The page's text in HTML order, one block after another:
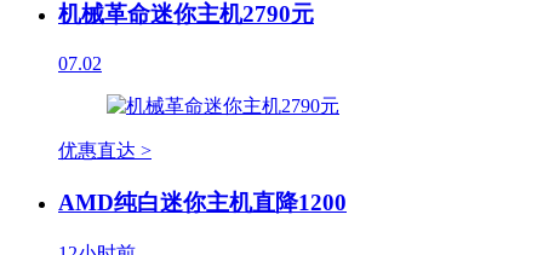
机械革命迷你主机2790元
07.02
优惠直达 >
AMD纯白迷你主机直降1200